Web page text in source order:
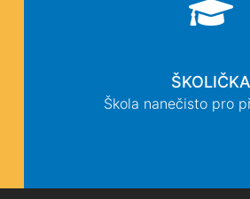
ŠKOLIČKA
Škola nanečisto pro